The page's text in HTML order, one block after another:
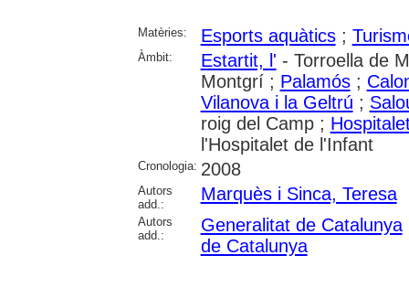
Matèries: Esports aquàtics;
Àmbit: Estartit, l' - Torroella de
Montgrí ; Palamós;
Vilanova i la Geltrú ;
roig del Camp ;
l'Hospitalet de l'Infant
Cronologia: 2008
Autors
add.:
Marquès i Sinca, Teresa
Autors
add.:
Generalitat de Catalunya
de Catalunya